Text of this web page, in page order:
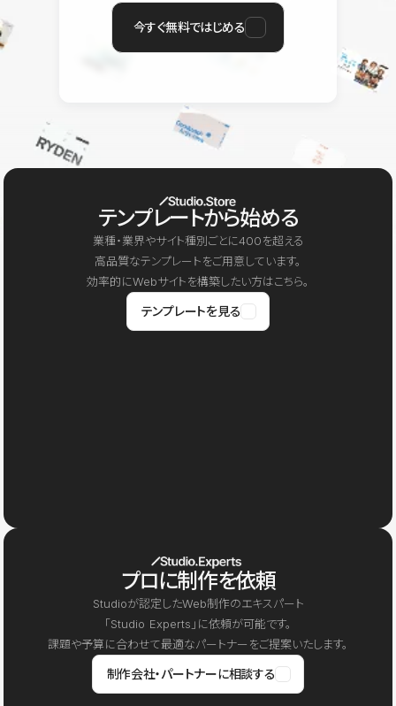
今すぐ無料ではじめる
テンプレートから始める
業種・業界やサイト種別ごとに400を超える
高品質なテンプレートをご用意しています。
効率的にWebサイトを構築したい方はこちら。
テンプレートを見る
プロに制作を依頼
Studioが認定したWeb制作のエキスパート
「Studio Experts」に依頼が可能です。
課題や予算に合わせて最適なパートナーをご提案いたします。
制作会社・パートナーに相談する